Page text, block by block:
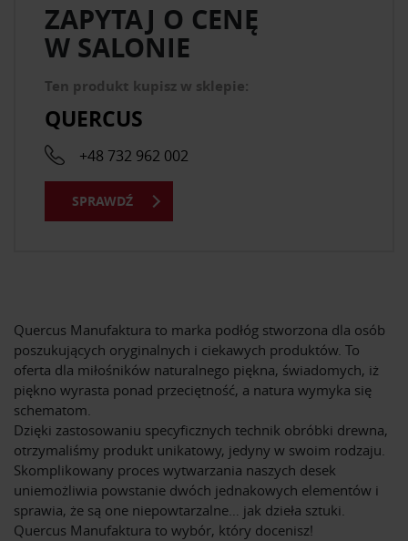
Quercus Manufaktura to marka podłóg stworzona dla osób
poszukujących oryginalnych i ciekawych produktów. To
oferta dla miłośników naturalnego piękna, świadomych, iż
piękno wyrasta ponad przeciętność, a natura wymyka się
schematom.
Dzięki zastosowaniu specyficznych technik obróbki drewna,
otrzymaliśmy produkt unikatowy, jedyny w swoim rodzaju.
Skomplikowany proces wytwarzania naszych desek
uniemożliwia powstanie dwóch jednakowych elementów i
sprawia, że są one niepowtarzalne… jak dzieła sztuki.
Quercus Manufaktura to wybór, który docenisz!
ZAPYTAJ O CENĘ
W SALONIE
Ten produkt kupisz w sklepie:
QUERCUS
+48 732 962 002
SPRAWDŹ